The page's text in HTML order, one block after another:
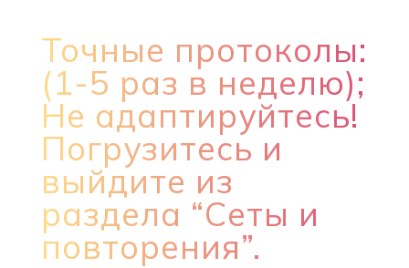
Точные протоколы:
(1-5 раз в неделю);
Не адаптируйтесь!
Погрузитесь и
выйдите из
раздела “Сеты и
повторения”.